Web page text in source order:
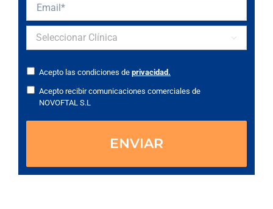

Acepto las condiciones de privacidad.
Acepto recibir comunicaciones comerciales de
NOVOFTAL S.L